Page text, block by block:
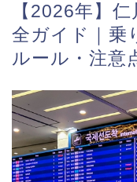
【2026年】
全ガイド｜乗
ルール・注意